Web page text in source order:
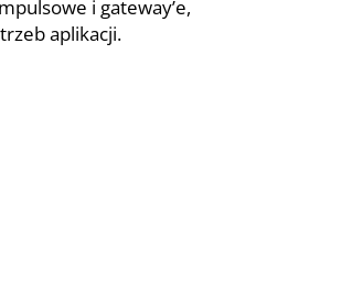
i gateway’e,
aplikacji.